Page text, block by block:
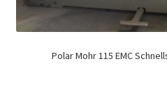
Polar Mohr 115 EMC